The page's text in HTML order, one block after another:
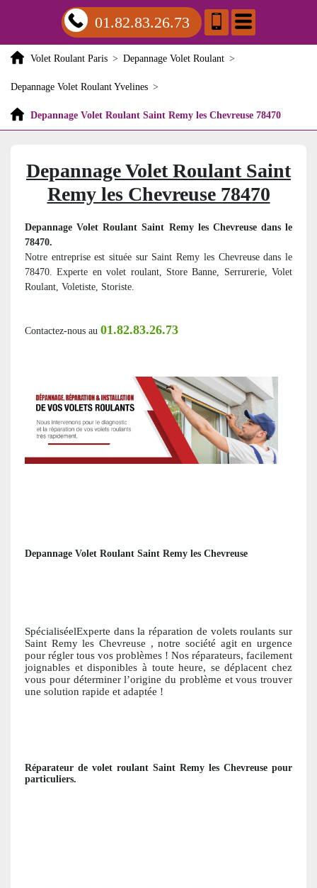
01.82.83.26.73
Volet Roulant Paris > Depannage Volet Roulant >
Depannage Volet Roulant Yvelines >
Depannage Volet Roulant Saint Remy les Chevreuse 78470
Depannage Volet Roulant Saint
Remy les Chevreuse 78470
Depannage Volet Roulant Saint Remy les Chevreuse dans le
78470.
Notre entreprise est située sur Saint Remy les Chevreuse dans le
78470. Experte en volet roulant, Store Banne, Serrurerie, Volet
Roulant, Voletiste, Storiste.
Contactez-nous au 01.82.83.26.73
Depannage Volet Roulant Saint Remy les Chevreuse
SpécialiséelExperte dans la réparation de volets roulants sur
Saint Remy les Chevreuse , notre société agit en urgence
pour régler tous vos problèmes ! Nos réparateurs, facilement
joignables et disponibles à toute heure, se déplacent chez
vous pour déterminer l’origine du problème et vous trouver
une solution rapide et adaptée !
Réparateur de volet roulant Saint Remy les Chevreuse pour
particuliers.